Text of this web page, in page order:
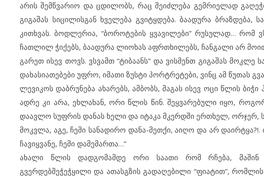
არის შემწვარიო და ცდილობს, რაც შეიძლება გემრიელად
გიგაშას სიცილისგან ხველება გვიტყდება. ბაადურა ბრაზდება,
კითხვას. ბოდლერია, “ბოროტების ყვავილები” რუსულად… რომ
ჩათლილ ჭიქებს, ბაადურა ლიოხას აფრთხილებს, ჩანგალი არ
გარეთ ისევ თოვს. ვსვამთ “ტიბაანს” და ვისმენთ გიგაშას
დახასიათებები უფრო, იმათი ზუსტი პორტრეტები, ვინც ამ წუთას
ლევიკოს დაბრუნება ახარებს, ამბობს, მაგას ისევ ოცი წლის
ადრე კი არა, ეხლახან, ორი წლის წინ. შეყვარებული იყო,
დაავლო სუფრის დანას ხელი და იტაკა მკერდში ერთხელ,
მოკვლა, აგე, ჩემი სანადირო დანა-მეთქი, აიღო და არ
ჩავიყვანე, ჩემი დამემართა…”
ახალი წლის დადგომამდე ორი საათი რომ რჩება, მაშინ
გვერდებშეჭეჭყილი და ათასგზის გადაღებილი “ფიატით”,